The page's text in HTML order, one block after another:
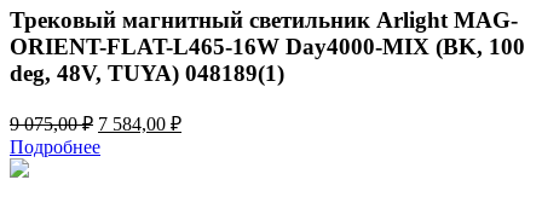
570,00 ₽.
Трековый магнитный светильник Arlight MAG-
ORIENT-FLAT-L465-16W Day4000-MIX (BK, 100
deg, 48V, TUYA) 048189(1)
9 075,00₽ Первоначальная
цена
составляла
7 584,00 ₽Текущая
Подробнее